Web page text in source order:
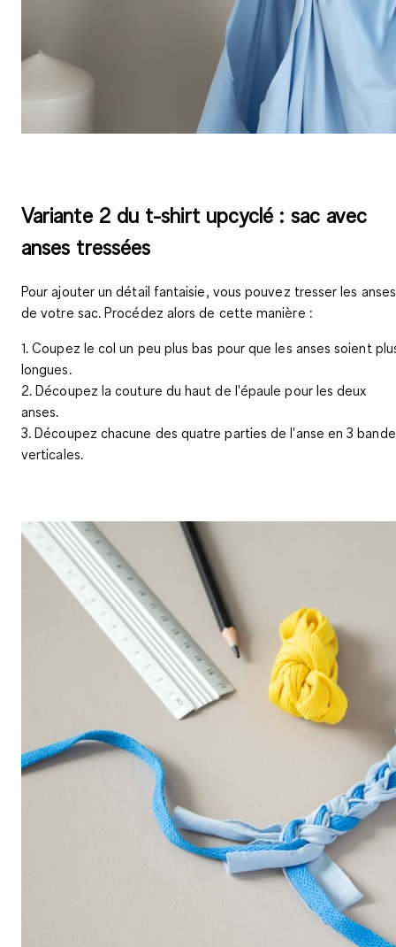
Variante 2 du t-shirt upcyclé : sac avec
anses tressées
Pour ajouter un détail fantaisie, vous pouvez tresser les anses
de votre sac. Procédez alors de cette manière :
1. Coupez le col un peu plus bas pour que les anses soient
longues.
2. Découpez la couture du haut de l'épaule pour les deux
anses.
3. Découpez chacune des quatre parties de l'anse en 3
verticales.